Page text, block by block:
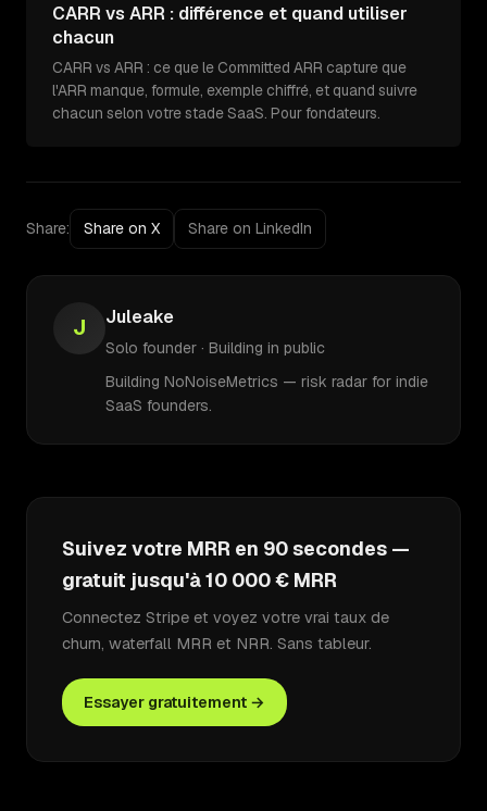
CARR vs ARR : différence et quand utiliser
chacun
CARR vs ARR : ce que le Committed ARR capture que
l'ARR manque, formule, exemple chiffré, et quand suivre
chacun selon votre stade SaaS. Pour fondateurs.
Share: Share on X Share on LinkedIn
J Juleake
Solo founder · Building in public
Building NoNoiseMetrics — risk radar for indie
SaaS founders.
Suivez votre MRR en 90 secondes —
gratuit jusqu'à 10 000 € MRR
Connectez Stripe et voyez votre vrai taux de
churn, waterfall MRR et NRR. Sans tableur.
Essayer gratuitement →